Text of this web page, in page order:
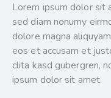
Lorem ipsum dolor sit
sed diam nonumy
dolore magna
eos et accusam et
clita kasd gubergren,
ipsum dolor sit amet.